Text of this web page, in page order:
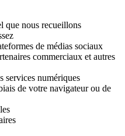
que nous recueillons
de médias sociaux
commerciaux et autres
services numériques
de votre navigateur ou de